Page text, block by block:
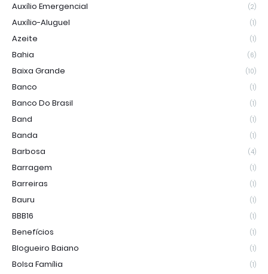
Auxílio Emergencial (2)
Auxílio-Aluguel (1)
Azeite (1)
Bahia (6)
Baixa Grande (10)
Banco (1)
Banco Do Brasil (1)
Band (1)
Banda (1)
Barbosa (4)
Barragem (1)
Barreiras (1)
Bauru (1)
BBB16 (1)
Benefícios (1)
Blogueiro Baiano (1)
Bolsa Família (1)